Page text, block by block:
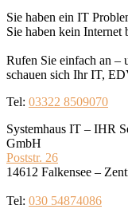
Sie haben ein IT
Sie haben kein Internet
Rufen Sie einfach an –
schauen sich Ihr IT,
Tel: 03322 8509070
Systemhaus IT – IHR
GmbH
Poststr. 26
14612 Falkensee –
Tel: 030 54874086